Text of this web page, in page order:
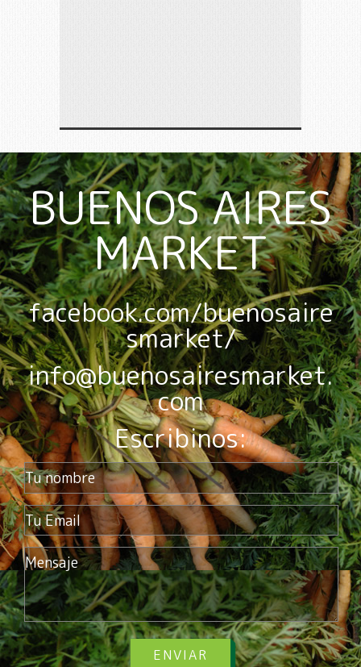
BUENOS AIRES
MARKET
facebook.com/buenosaire
smarket/
info@buenosairesmarket.
com
Escribinos:
ENVIAR